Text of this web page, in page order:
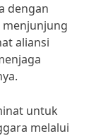
dengan
aliansi
untuk
melalui